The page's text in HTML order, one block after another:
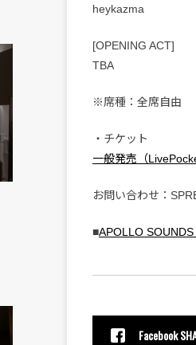
heykazma
[OPENING ACT]
TBA
※席種：全席自由
・チケット
一般発売（
お問い合わせ：
■APOLLO
Facebook